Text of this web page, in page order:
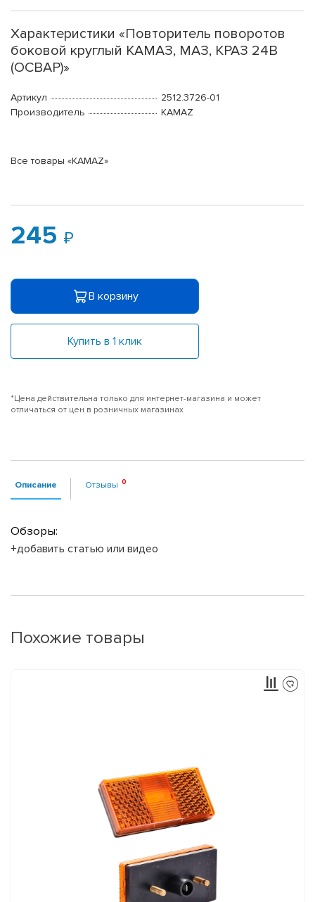
Характеристики «Повторитель поворотов
боковой круглый КАМАЗ, МАЗ, КРАЗ 24В
(ОСВАР)»
Артикул
2512.3726-01
Производитель
KAMAZ
Все товары «KAMAZ»
245
В корзину
Купить в 1 клик
*Цена действительна только для интернет-магазина и может
отличаться от цен в розничных магазинах
Описание Отзывы
Обзоры:
+добавить статью или видео
Похожие товары